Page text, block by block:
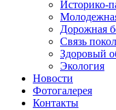
Историко-
Дорожная
Связь
Здоровый
Экология
Новости
Фотогалерея
Контакты